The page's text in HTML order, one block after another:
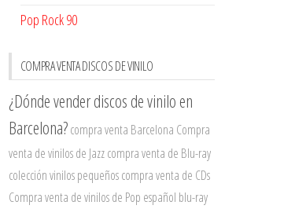
Pop Rock 90
COMPRA VENTA DISCOS DE VINILO
¿Dónde vender discos de vinilo en
Barcelona? compra venta Barcelona Compra
venta de vinilos de Jazz compra venta de Blu-ray
colección vinilos pequeños compra venta de CDs
Compra venta de vinilos de Pop español blu-ray